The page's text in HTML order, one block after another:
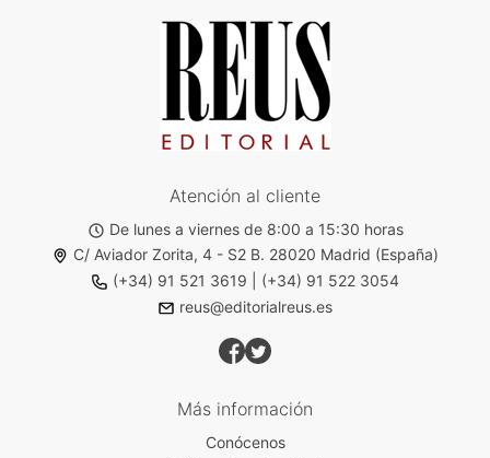
Atención al cliente
De lunes a viernes de 8:00 a 15:30 horas
C/ Aviador Zorita, 4 - S2 B. 28020 Madrid (España)
(+34) 91 521 3619
(+34) 91 522 3054
reus@editorialreus.es
Más información
Conócenos